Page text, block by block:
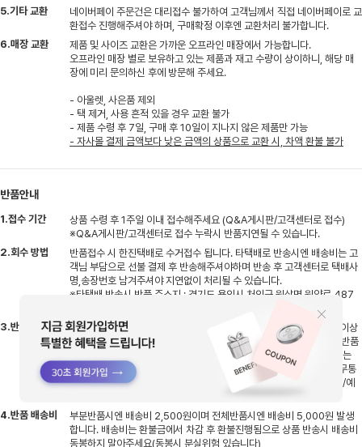
5.기타 교환
네이버페이 주문건은 대리접수 불가하여 고객님께서 직접 네이버페이로 교
환접수 진행해주셔야 하며, 구매확정 이후엔 교환처리 불가합니다.
6.매장 교환
제품 및 사이즈 교환은 가까운 오프라인 매장에서 가능합니다.
오프라인 매장 별로 보유하고 있는 제품과 재고 수량이 상이하니, 해당 매
장에 미리 문의하신 후에 방문해 주세요.
- 아울렛, 사은품 제외
- 택 제거, 사용 흔적 있을 경우 교환 불가
- 제품 수령 후 7일, 구매 후 10일이 지나지 않은 제품만 가능
- 자사몰 결제 금액보다 낮은 금액의 상품으로 교환 시, 차액 환불 불가
반품안내
1.접수 기간
상품 수령 후 1주일 이내 접수해주세요 (Q&A게시판/고객센터로 접수)
※Q&A게시판/고객센터로 접수 누락시 반품지연될 수 있습니다.
2.회수 방법
반품접수 시 한진택배로 수거접수 됩니다. 타택배로 반송시엔 배송비는 고
객님 부담으로 선불 결제 후 반송해주셔야하며 반송 후 고객센터로 택배사
명,송장번호 남겨주셔야 지연없이 처리될 수 있습니다.
※타택배 반송시 반품 주소지 : 경기도 용인시 처인구 원삼면 원양로 487
3.반품 기간
반송하신 상품 입고 후 검수기간 평일기준 2~3일 소요, 검수 후 상품 이상
없을시 결제하신 수단으로 환불처리 진행됩니다. (무통장입금의 경우 반품
완료 후 평일기준 1~2일 이내 고객님 계좌로 입금되며, 카드결제 취소는
반품완료 후 카드사에 따라 영업일 기준 3~5일 소요될 수 있습니다) 무통
장으로 결제하신 고객님들은 반품접수시 환불받으실 은행명/계좌번호/예
4.반품 배송비
부분반품시엔 배송비 2,500원이며 전체반품시엔 배송비 5,000원 발생
합니다. 배송비는 환불금에서 차감 후 환불진행됨으로 상품 반송시 배송비
동봉하지 말아주세요(동봉시 분실위험 있습니다)